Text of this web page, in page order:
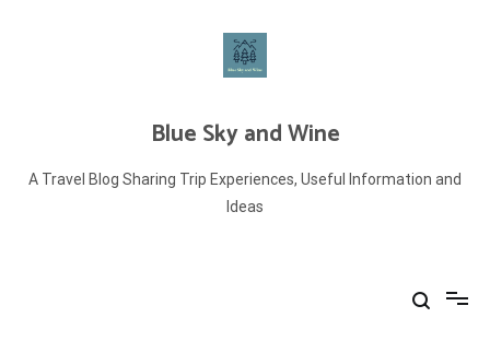
Blue Sky and Wine
A Travel Blog Sharing Trip Experiences, Useful Information and
Ideas